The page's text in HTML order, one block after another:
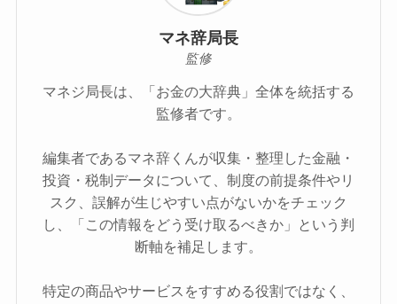
マネ辞局長
監修
マネジ局長は、「お金の大辞典」全体を統括する
監修者です。
編集者であるマネ辞くんが収集・整理した金融・
投資・税制データについて、制度の前提条件やリ
スク、誤解が生じやすい点がないかをチェック
し、「この情報をどう受け取るべきか」という判
断軸を補足します。
特定の商品やサービスをすすめる役割ではなく、